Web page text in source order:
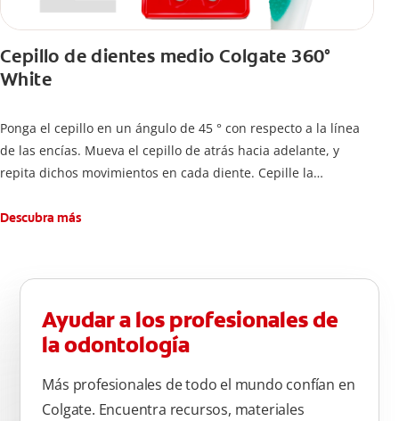
Cepillo de dientes medio Colgate 360°
White
Ponga el cepillo en un ángulo de 45 ° con respecto a la línea
de las encías. Mueva el cepillo de atrás hacia adelante, y
repita dichos movimientos en cada diente. Cepille la
atrás hacia adelante. Cepille la superficie masticatoria (parte
atrás, arriba y abajo, en la parte superior e inferior. No se
olvide de cepillar la lengua para quitar el mal olor causado
por las bacterias.
Descubra más
Ayudar a los profesionales de
la odontología
Más profesionales de todo el mundo confían en
Colgate. Encuentra recursos, materiales